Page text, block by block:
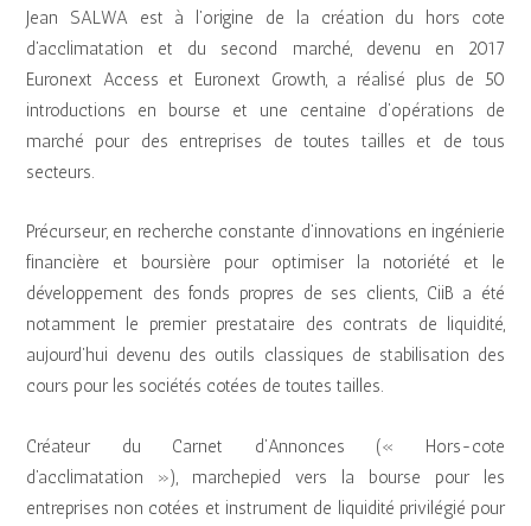
Jean SALWA est à l’origine de la création du hors cote
d’acclimatation et du second marché, devenu en 2017
Euronext Access et Euronext Growth, a réalisé plus de 50
introductions en bourse et une centaine d’opérations de
marché pour des entreprises de toutes tailles et de tous
secteurs.
Précurseur, en recherche constante d’innovations en ingénierie
financière et boursière pour optimiser la notoriété et le
développement des fonds propres de ses clients, CiiB a été
notamment le premier prestataire des contrats de liquidité,
aujourd’hui devenu des outils classiques de stabilisation des
cours pour les sociétés cotées de toutes tailles.
Créateur du Carnet d’Annonces (« Hors-cote
d’acclimatation »), marchepied vers la bourse pour les
entreprises non cotées et instrument de liquidité privilégié pour